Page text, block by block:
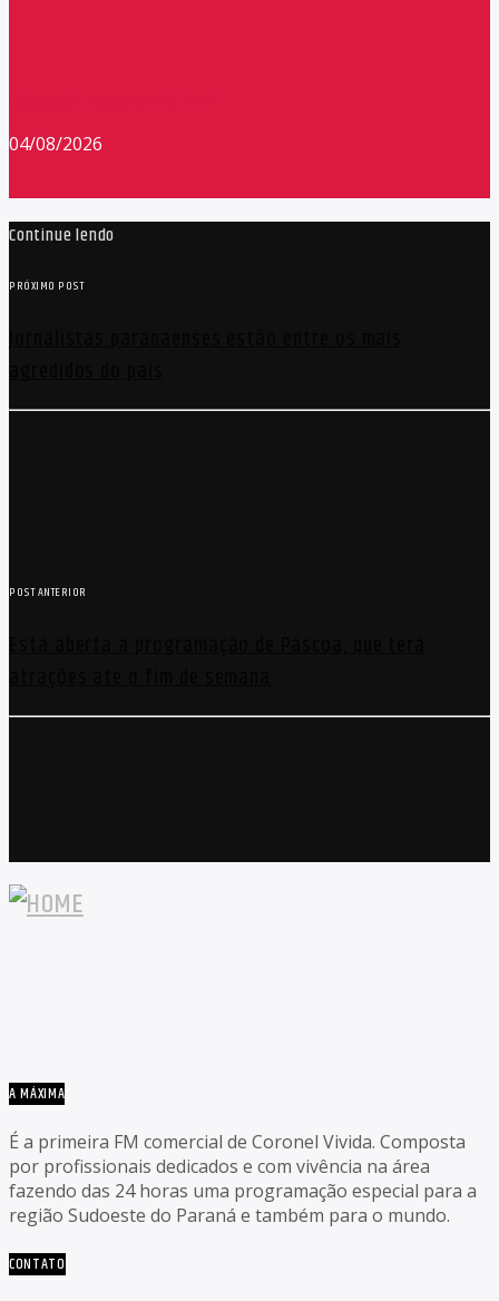
04/08/2026
Continue lendo
PRÓXIMO POST
POST ANTERIOR
A MÁXIMA
É a primeira FM comercial de Coronel Vivida. Composta
por profissionais dedicados e com vivência na área
fazendo das 24 horas uma programação especial para a
região Sudoeste do Paraná e também para o mundo.
CONTATO